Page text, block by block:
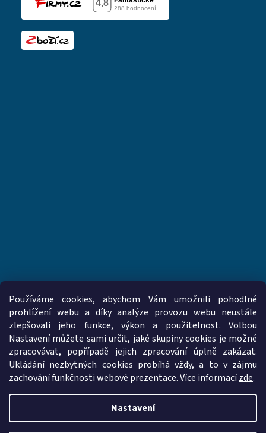
Používáme cookies, abychom Vám umožnili pohodlné
prohlížení webu a díky analýze provozu webu neustále
zlepšovali jeho funkce, výkon a použitelnost. Volbou
Nastavení můžete sami určit, jaké skupiny cookies je možné
zpracovávat, popřípadě jejich zpracování úplně zakázat.
Ukládání nezbytných cookies probíhá vždy, a to v zájmu
zachování funkčnosti webové prezentace. Více informacízde.
Nastavení
www.vzduchotechnika-ventilatory.cz www.palmat.cz
Vytvořil Shoptet